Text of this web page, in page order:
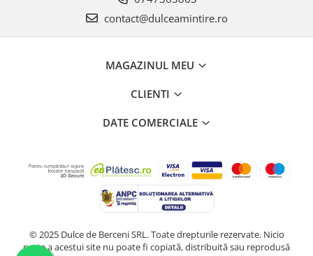
contact@dulceamintire.ro
MAGAZINUL MEU
CLIENTI
DATE COMERCIALE
© 2025 Dulce de Berceni SRL. Toate drepturile rezervate. Nicio
parte a acestui site nu poate fi copiată, distribuită sau reprodusă